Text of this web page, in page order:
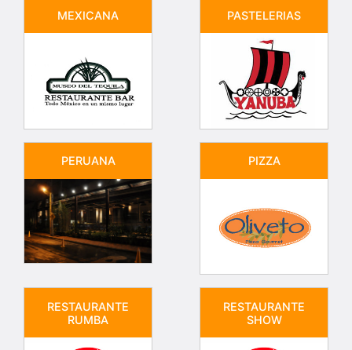
MEXICANA PASTELERIAS
PERUANA PIZZA
RESTAURANTE
RUMBA
RESTAURANTE
SHOW